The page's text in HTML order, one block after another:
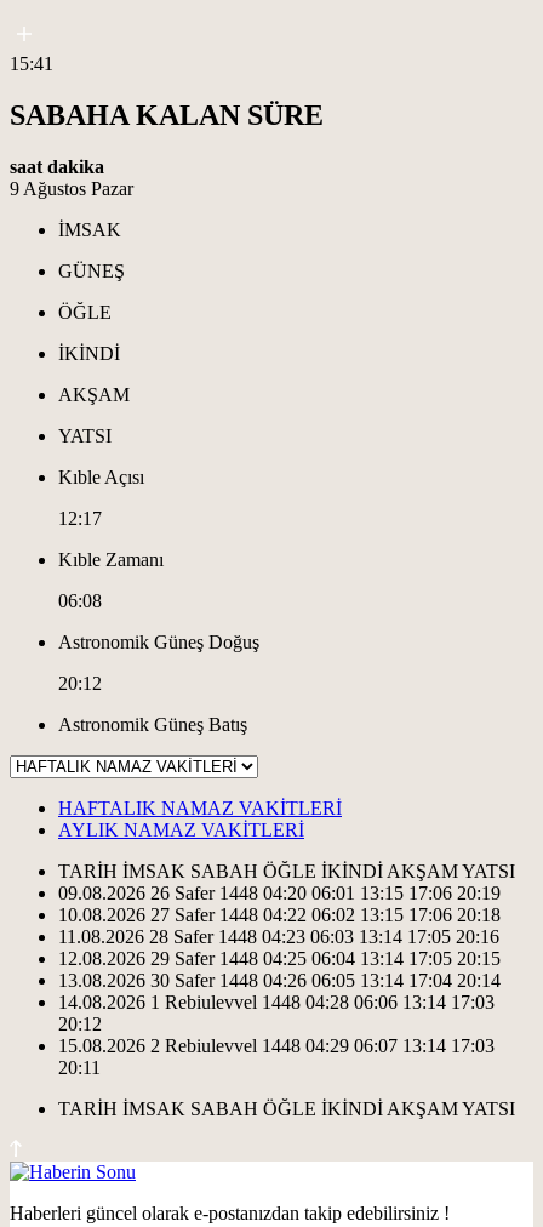
15:41
SABAHA KALAN SÜRE
saat dakika
9 Ağustos Pazar
İMSAK
GÜNEŞ
ÖĞLE
İKİNDİ
AKŞAM
YATSI
Kıble Açısı
12:17
Kıble Zamanı
06:08
Astronomik Güneş Doğuş
20:12
Astronomik Güneş Batış
HAFTALIK NAMAZ VAKİTLERİ
AYLIK NAMAZ VAKİTLERİ
TARİH İMSAK SABAH ÖĞLE İKİNDİ AKŞAMYATSI
09.08.2026 26 Safer 1448 04:20 06:01 13:15 17:06 20:19
10.08.2026 27 Safer 1448 04:22 06:02 13:15 17:06 20:18
11.08.2026 28 Safer 1448 04:23 06:03 13:14 17:05 20:16
12.08.2026 29 Safer 1448 04:25 06:04 13:14 17:05 20:15
13.08.2026 30 Safer 1448 04:26 06:05 13:14 17:04 20:14
14.08.2026 1 Rebiulevvel 1448 04:28 06:06 13:14 17:03
20:12
15.08.2026 2 Rebiulevvel 1448 04:29 06:07 13:14 17:03
20:11
TARİH İMSAK SABAH ÖĞLE İKİNDİ AKŞAMYATSI
Haberleri güncel olarak e-postanızdan takip edebilirsiniz !